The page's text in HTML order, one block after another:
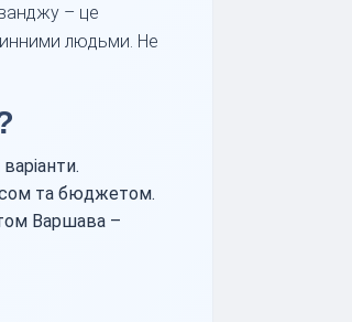
– це
людьми. Не
та бюджетом.
Варшава –